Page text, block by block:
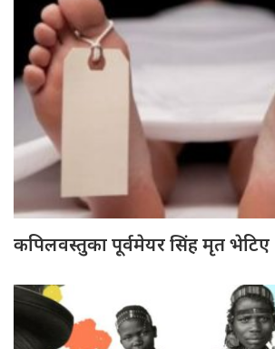
कपिलवस्तुका पूर्वमेयर सिंह मृत भेटिए